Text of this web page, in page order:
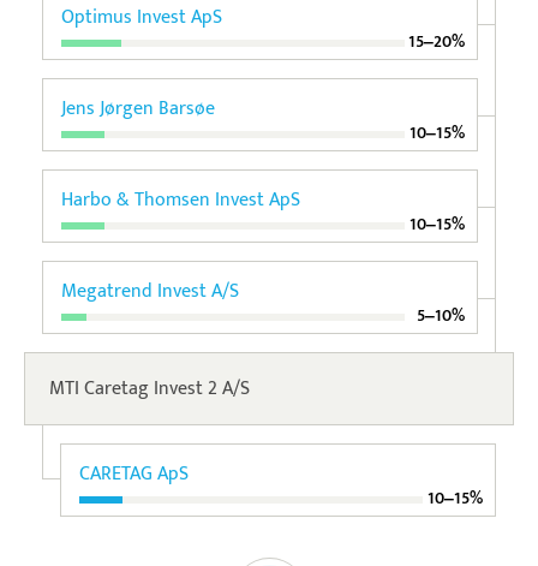
Optimus Invest ApS
15‒20%
Jens Jørgen Barsøe
10‒15%
Harbo & Thomsen Invest ApS
10‒15%
Megatrend Invest A/S
5‒10%
MTI Caretag Invest 2 A/S
CARETAG ApS
10‒15%